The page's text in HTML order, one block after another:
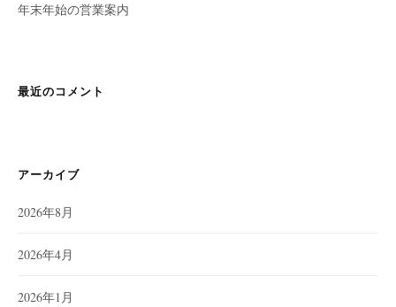
年末年始の営業案内
最近のコメント
アーカイブ
2026年8月
2026年4月
2026年1月